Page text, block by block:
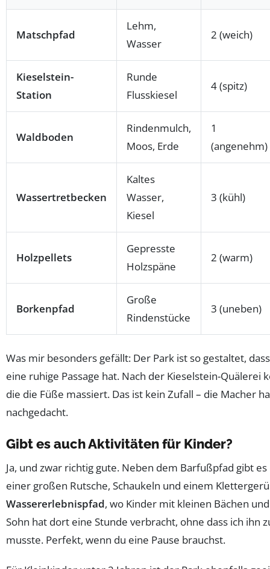
Matschpfad
Lehm,
Wasser
2 (weich)
Kieselstein-
Station
Runde
Flusskiesel
4 (spitz)
Waldboden
Rindenmulch,
Moos, Erde
1
(angenehm)
Wassertretbecken
Kaltes
Wasser,
Kiesel
3 (kühl)
Holzpellets
Gepresste
Holzspäne
2 (warm)
Borkenpfad
Große
Rindenstücke
3 (uneben)
Was mir besonders gefällt: Der Park ist so gestaltet,
eine ruhige Passage hat. Nach der Kieselstein-
die die Füße massiert. Das ist kein Zufall – die Macher
nachgedacht.
Gibt es auch Aktivitäten für Kinder?
Ja, und zwar richtig gute. Neben dem Barfußpfad gibt
einer großen Rutsche, Schaukeln und einem
Wassererlebnispfad, wo Kinder mit kleinen Bächen
Sohn hat dort eine Stunde verbracht, ohne dass ich ihn
musste. Perfekt, wenn du eine Pause brauchst.